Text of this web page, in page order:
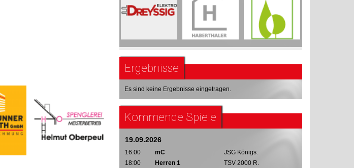
Ergebnisse
Es sind keine Ergebnisse eingetragen.
Kommende Spiele
19.09.2026
16:00 mC
JSG Königs.
18:00
Herren 1
TSV 2000 R.